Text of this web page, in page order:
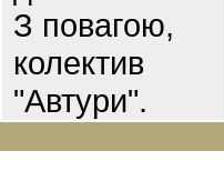
З повагою,
колектив
"Автури".